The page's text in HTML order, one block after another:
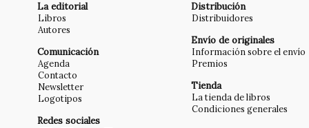
La editorial
Libros
Autores
Comunicación
Agenda
Contacto
Newsletter
Logotipos
Redes sociales
Distribución
Distribuidores
Envío de originales
Información sobre el envío
Premios
Tienda
La tienda de libros
Condiciones generales